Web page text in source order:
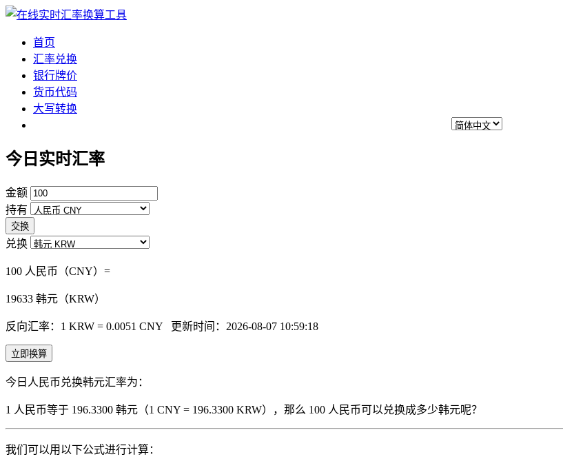
首页
汇率兑换
银行牌价
货币代码
大写转换
今日实时汇率
金额
持有
交换
兑换
100 人民币（CNY）=
19633 韩元（KRW）
反向汇率：1 KRW = 0.0051 CNY 更新时间：2026-08-07 10:59:18
立即换算
今日人民币兑换韩元汇率为：
1 人民币等于 196.3300 韩元（1 CNY = 196.3300 KRW），那么 100 人民币可以兑换成多少韩元呢？
我们可以用以下公式进行计算：